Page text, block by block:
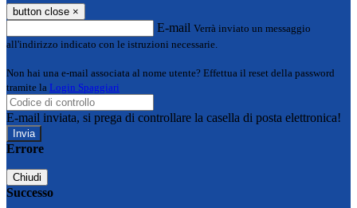
button close ×
E-mail Verrà inviato un messaggio
all'indirizzo indicato con le istruzioni necessarie.
Non hai una e-mail associata al nome utente? Effettua il reset della password
tramite la Login Spaggiari
E-mail inviata, si prega di controllare la casella di posta elettronica!
Errore
Chiudi
Successo